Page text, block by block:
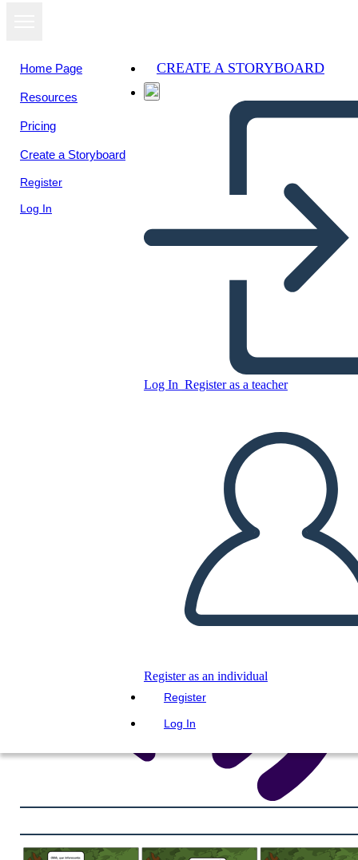
Home Page
Resources
Pricing
Create a Storyboard
Register
Log In
CREATE A STORYBOARD
Log In Register as a teacher
Register as an individual
Register
Log In
Copy this Storyboard
PLAY SLIDESHOW
READ TO ME
View as
slideshow